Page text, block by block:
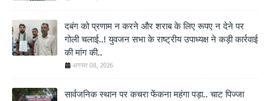
दबंग को प्रणाम न करने और शराब के लिए रूपए न देने पर
गोली चलाई..! युवजन सभा के राष्ट्रीय उपाध्यक्ष ने कड़ी कार्रवाई
की मांग की..
अगस्त 08, 2026
सार्वजनिक स्थान पर कचरा फेंकना महंगा पड़ा.. चाट पिज्जा